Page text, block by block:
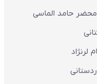
حامد الماسی